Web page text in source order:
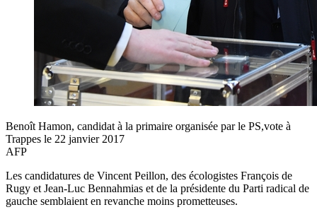
Benoît Hamon, candidat à la primaire organisée par le PS,vote à
Trappes le 22 janvier 2017
AFP
Les candidatures de Vincent Peillon, des écologistes François de
Rugy et Jean-Luc Bennahmias et de la présidente du Parti radical de
gauche semblaient en revanche moins prometteuses.